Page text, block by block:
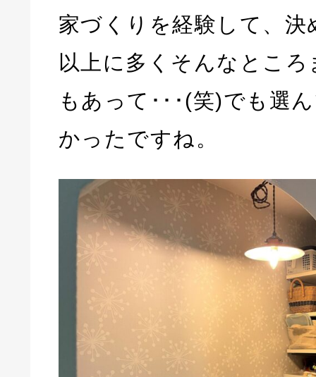
家づくりを経験して、決
以上に多くそんなとこ
もあって･･･(笑)でも選
かったですね。